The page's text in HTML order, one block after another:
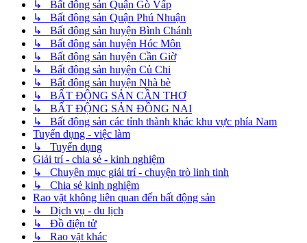
↳ Bất động sản Quận Gò Vấp
↳ Bất động sản Quận Phú Nhuận
↳ Bất động sản huyện Bình Chánh
↳ Bất động sản huyện Hóc Môn
↳ Bất động sản huyện Cần Giờ
↳ Bất động sản huyện Củ Chi
↳ Bất động sản huyện Nhà bè
↳ BẤT ĐỘNG SẢN CẦN THƠ
↳ BẤT ĐỘNG SẢN ĐỒNG NAI
↳ Bất động sản các tỉnh thành khác khu vực phía Nam
Tuyển dụng - việc làm
↳ Tuyển dụng
Giải trí - chia sẻ - kinh nghiệm
↳ Chuyên mục giải trí - chuyện trò linh tinh
↳ Chia sẻ kinh nghiệm
Rao vặt không liên quan đến bất động sản
↳ Dịch vụ - du lịch
↳ Đồ điện tử
↳ Rao vặt khác